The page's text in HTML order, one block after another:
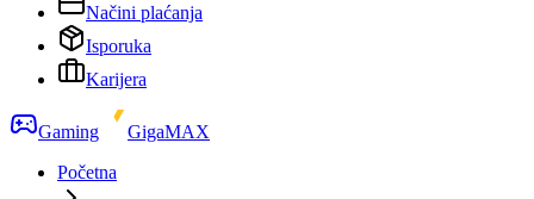
Načini plaćanja
Isporuka
Karijera
Gaming
GigaMAX
Početna